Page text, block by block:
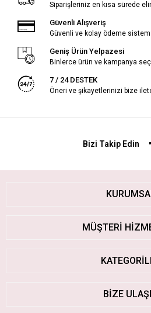
Siparişleriniz en kısa sürede
Güvenli Alışveriş
Güvenli ve kolay ödeme sistemi
Geniş Ürün Yelpazesi
Binlerce ürün ve kampanya
7 / 24 DESTEK
Öneri ve şikayetlerinizi bize
Bizi Takip Edin
MÜŞTERİ
BİZE